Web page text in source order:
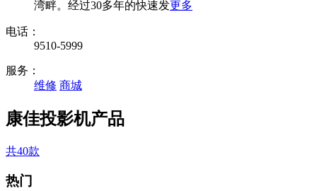
湾畔。经过30多年的快速发更多
电话：
9510-5999
服务：
维修 商城
康佳投影机产品
共40款
热门